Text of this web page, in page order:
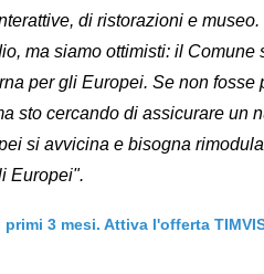
di ristorazioni e museo.
ma siamo ottimisti: il Comune
per gli Europei. Se non fosse
sto cercando di assicurare un
si avvicina e bisogna
Europei".
3 mesi. Attiva l'offerta